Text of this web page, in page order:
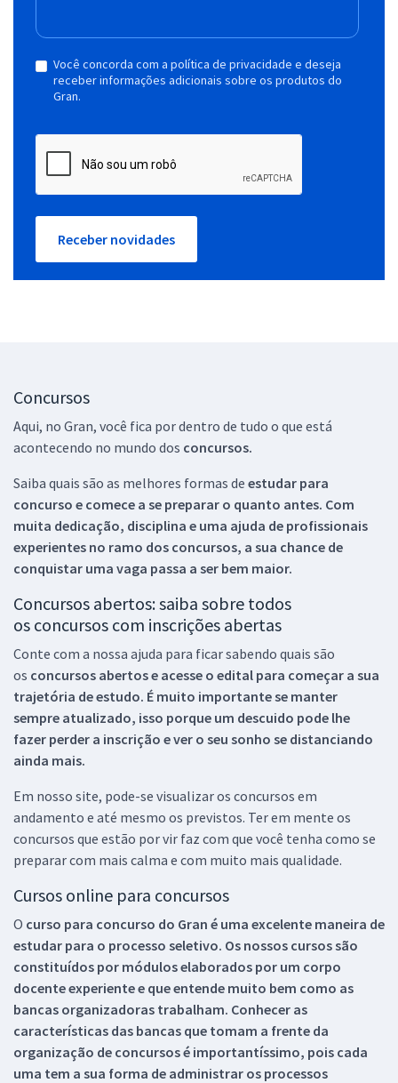
Você concorda com a política de privacidade e deseja
receber informações adicionais sobre os produtos do
Gran.
Receber novidades
Concursos
Aqui, no Gran, você fica por dentro de tudo o que está
acontecendo no mundo dos concursos.
Saiba quais são as melhores formas de estudar para
concurso e comece a se preparar o quanto antes. Com
muita dedicação, disciplina e uma ajuda de profissionais
experientes no ramo dos concursos, a sua chance de
conquistar uma vaga passa a ser bem maior.
Concursos abertos: saiba sobre todos
os concursos com inscrições abertas
Conte com a nossa ajuda para ficar sabendo quais são
os concursos abertos e acesse o edital para começar a sua
trajetória de estudo. É muito importante se manter
sempre atualizado, isso porque um descuido pode lhe
fazer perder a inscrição e ver o seu sonho se distanciando
ainda mais.
Em nosso site, pode-se visualizar os concursos em
andamento e até mesmo os previstos. Ter em mente os
concursos que estão por vir faz com que você tenha como se
preparar com mais calma e com muito mais qualidade.
Cursos online para concursos
O curso para concurso do Gran é uma excelente maneira de
estudar para o processo seletivo. Os nossos cursos são
constituídos por módulos elaborados por um corpo
docente experiente e que entende muito bem como as
bancas organizadoras trabalham. Conhecer as
características das bancas que tomam a frente da
organização de concursos é importantíssimo, pois cada
uma tem a sua forma de administrar os processos